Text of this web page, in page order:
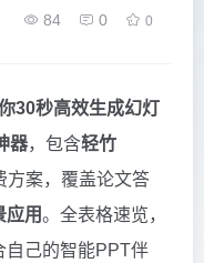
84 0 0
30秒高效生成幻灯
器，包含轻竹
方案，覆盖论文答
应用。全表格速览，
自己的智能PPT伴